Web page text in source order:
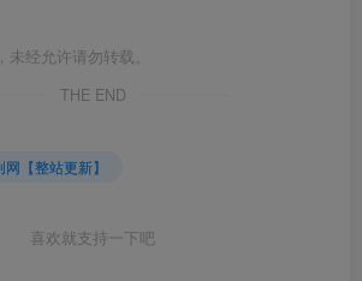
经允许请勿转载。
THE END
网【整站更新】
喜欢就支持一下吧